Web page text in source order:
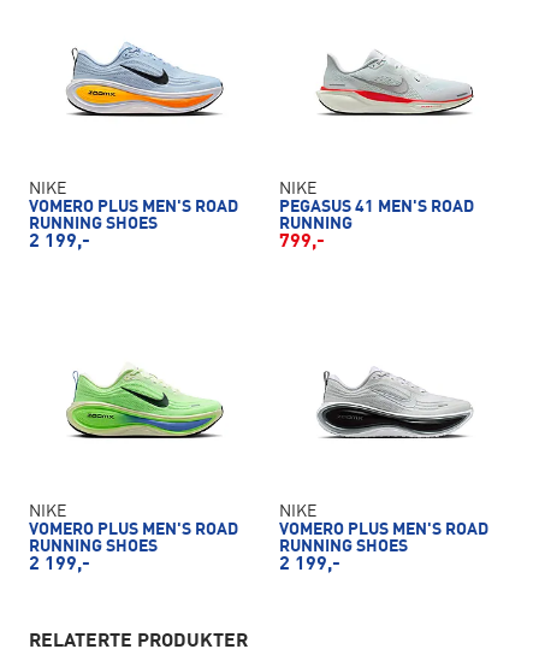
NIKE
VOMERO PLUS MEN'S ROAD
RUNNING SHOES
2 199,-
NIKE
PEGASUS 41 MEN'S ROAD
RUNNING
799,-
NIKE
VOMERO PLUS MEN'S ROAD
RUNNING SHOES
2 199,-
NIKE
VOMERO PLUS MEN'S ROAD
RUNNING SHOES
2 199,-
RELATERTE PRODUKTER